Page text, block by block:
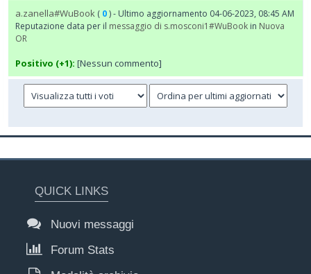
a.zanella#WuBook ( 0) - Ultimo aggiornamento 04-06-2023, 08:45 AM
Reputazione data per il messaggio di s.mosconi1#WuBook in Nuova
OR
Positivo (+1): [Nessun commento]
QUICK LINKS
Nuovi messaggi
Forum Stats